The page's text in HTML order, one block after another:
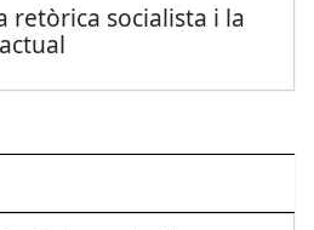
retòrica socialista i la